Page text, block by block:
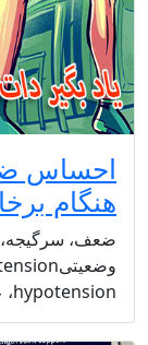
احساس
هنگام
ضعف، سرگیجه،
hypotension، علل، علائم و درمان،…